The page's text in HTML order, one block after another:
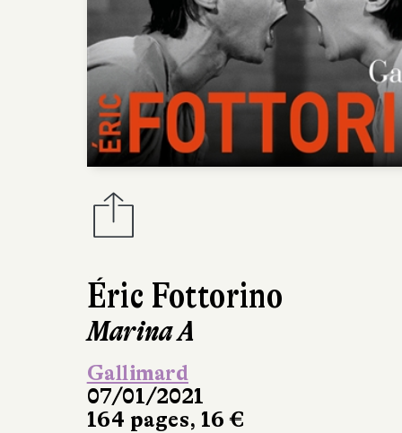
Éric Fottorino
Marina A
Gallimard
07/01/2021
164 pages, 16 €